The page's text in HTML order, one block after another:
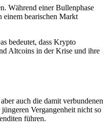
Während einer Bullenphase
einem bearischen Markt
bedeutet, dass Krypto
Altcoins in der Krise und ihre
auch die damit verbundenen
Vergangenheit nicht so
führen.